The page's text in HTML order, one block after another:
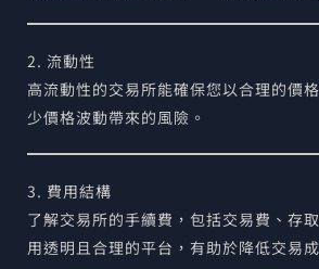
2. 流動性
高流動性的交易所能確保您以合理的價
少價格波動帶來的風險。
3. 費用結構
了解交易所的手續費，包括交易費、存
用透明且合理的平台，有助於降低交易成